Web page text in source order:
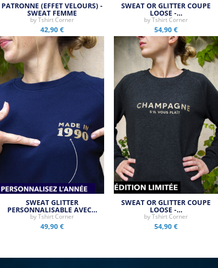
PATRONNE (EFFET VELOURS) -
SWEAT FEMME
byTshirt Corner
42,90 €
SWEAT OR GLITTER COUPE
LOOSE -…
byTshirt Corner
54,90 €
SWEAT GLITTER
PERSONNALISABLE AVEC…
byTshirt Corner
49,90 €
SWEAT OR GLITTER COUPE
LOOSE -…
byTshirt Corner
54,90 €